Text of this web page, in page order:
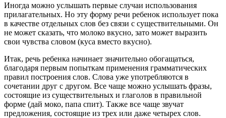
Иногда можно услышать первые случаи использования
прилагательных. Но эту форму речи ребенок использует пока
в качестве отдельных слов без связи с существительными. Он
не может сказать, что молоко вкусно, зато может выразить
свои чувства словом (куса вместо вкусно).
Итак, речь ребенка начинает значительно обогащаться,
благодаря первым попыткам применения грамматических
правил построения слов. Слова уже употребляются в
сочетании друг с другом. Все чаще можно услышать фразы,
состоящие из существительных и глаголов в правильной
форме (дай моко, папа спит). Также все чаще звучат
предложения, состоящие из трех или даже четырех слов.